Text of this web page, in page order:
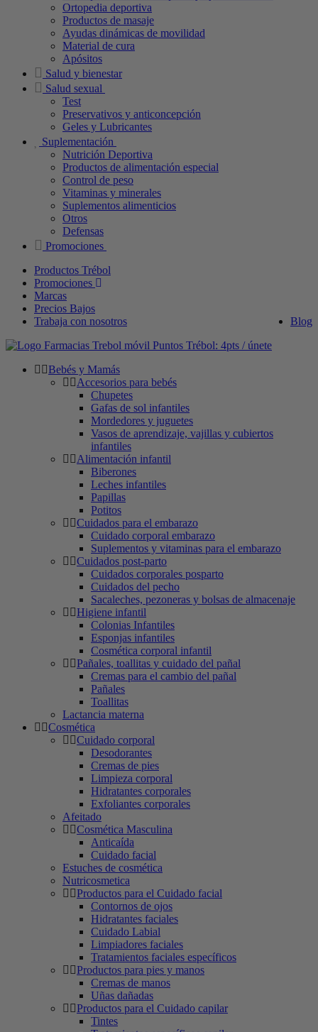
Ortopedia deportiva
Productos de masaje
Ayudas dinámicas de movilidad
Material de cura
Apósitos
Salud y bienestar
Salud sexual
Test
Preservativos y anticoncepción
Geles y Lubricantes
Suplementación
Nutrición Deportiva
Productos de alimentación especial
Control de peso
Vitaminas y minerales
Suplementos alimenticios
Otros
Defensas
Promociones
Productos Trébol
Promociones
Marcas
Precios Bajos
Blog
Trabaja con nosotros
Puntos Trébol: 4pts / únete
Bebés y Mamás
Accesorios para bebés
Chupetes
Gafas de sol infantiles
Mordedores y juguetes
Vasos de aprendizaje, vajillas y cubiertos
infantiles
Alimentación infantil
Biberones
Leches infantiles
Papillas
Potitos
Cuidados para el embarazo
Cuidado corporal embarazo
Suplementos y vitaminas para el embarazo
Cuidados post-parto
Cuidados corporales posparto
Cuidados del pecho
Sacaleches, pezoneras y bolsas de almacenaje
Higiene infantil
Colonias Infantiles
Esponjas infantiles
Cosmética corporal infantil
Pañales, toallitas y cuidado del pañal
Cremas para el cambio del pañal
Pañales
Toallitas
Lactancia materna
Cosmética
Cuidado corporal
Desodorantes
Cremas de pies
Limpieza corporal
Hidratantes corporales
Exfoliantes corporales
Afeitado
Cosmética Masculina
Anticaída
Cuidado facial
Estuches de cosmética
Nutricosmetica
Productos para el Cuidado facial
Contornos de ojos
Hidratantes faciales
Cuidado Labial
Limpiadores faciales
Tratamientos faciales específicos
Productos para pies y manos
Cremas de manos
Uñas dañadas
Productos para el Cuidado capilar
Tintes